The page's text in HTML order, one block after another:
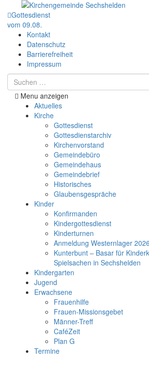
Gottesdienst
vom 09.08.
Kontakt
Datenschutz
Barrierefreiheit
Impressum
Menu anzeigen
Aktuelles
Kirche
Gottesdienst
Gottesdienstarchiv
Kirchenvorstand
Gemeindebüro
Gemeindehaus
Gemeindebrief
Historisches
Glaubensgespräche
Kinder
Konfirmanden
Kindergottesdienst
Kinderturnen
Anmeldung Westernlager 2026
Kunterbunt – Basar für
Spielsachen in Sechshelden
Kindergarten
Jugend
Erwachsene
Frauenhilfe
Frauen-Missionsgebet
Männer-Treff
CaféZeit
Plan G
Termine